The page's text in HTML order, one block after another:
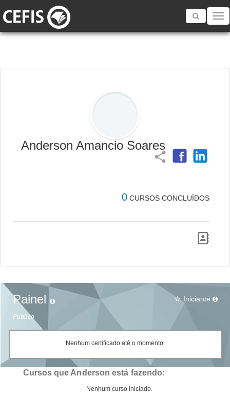
Toggle
Anderson Amancio Soares
share
0 CURSOS CONCLUÍDOS
Painel
Público
star_border Iniciante
Nenhum certificado até o momento.
Cursos que Anderson está fazendo:
Nenhum curso iniciado.